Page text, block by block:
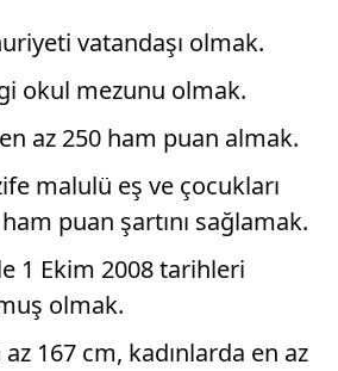
vatandaşı olmak.
okul mezunu olmak.
en az 250 ham puan almak.
malulü eş ve çocukları
puan şartını sağlamak.
1 Ekim 2008 tarihleri
olmak.
167 cm, kadınlarda en az